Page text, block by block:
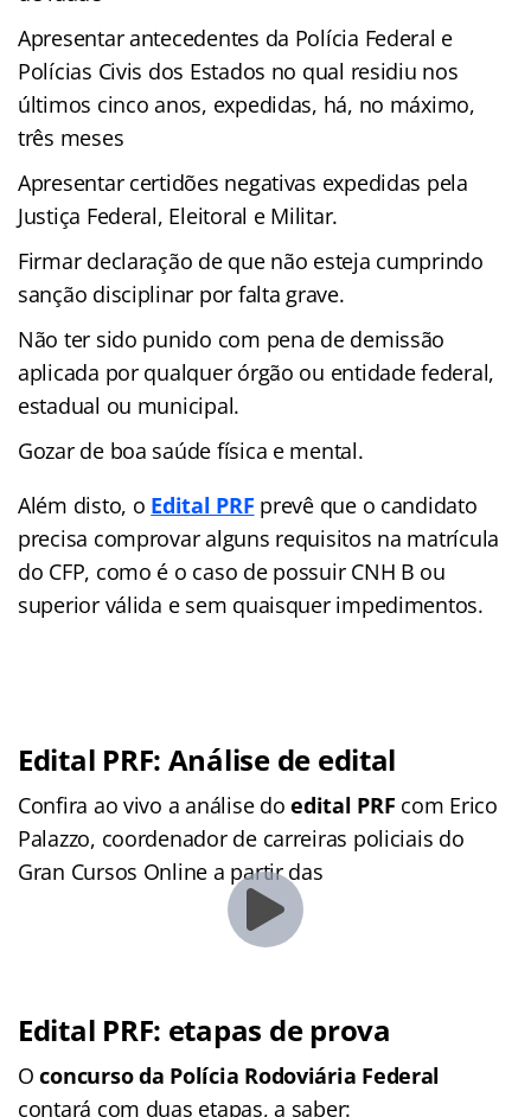
Apresentar antecedentes da Polícia Federal e
Polícias Civis dos Estados no qual residiu nos
últimos cinco anos, expedidas, há, no máximo,
três meses
Apresentar certidões negativas expedidas pela
Justiça Federal, Eleitoral e Militar.
Firmar declaração de que não esteja cumprindo
sanção disciplinar por falta grave.
Não ter sido punido com pena de demissão
aplicada por qualquer órgão ou entidade federal,
estadual ou municipal.
Gozar de boa saúde física e mental.
Além disto, o Edital PRF prevê que o candidato
precisa comprovar alguns requisitos na matrícula
do CFP, como é o caso de possuir CNH B ou
superior válida e sem quaisquer impedimentos.
Edital PRF: Análise de edital
Confira ao vivo a análise doedital PRF com Erico
Palazzo, coordenador de carreiras policiais do
Gran Cursos Online a partir das
Edital PRF: etapas de prova
Oconcurso da Polícia Rodoviária Federal
contará com duas etapas, a saber: